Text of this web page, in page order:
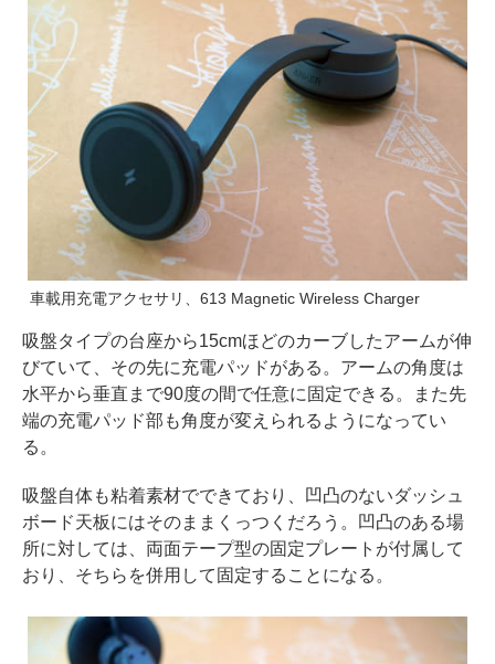
車載用充電アクセサリ、613 Magnetic Wireless Charger
吸盤タイプの台座から15cmほどのカーブしたアームが伸
びていて、その先に充電パッドがある。アームの角度は
水平から垂直まで90度の間で任意に固定できる。また先
端の充電パッド部も角度が変えられるようになってい
る。
吸盤自体も粘着素材でできており、凹凸のないダッシュ
ボード天板にはそのままくっつくだろう。凹凸のある場
所に対しては、両面テープ型の固定プレートが付属して
おり、そちらを併用して固定することになる。